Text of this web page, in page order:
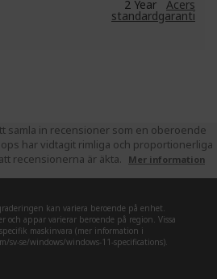
2 Year Acers
standardgaranti
samla in recensioner som en oberoende
har vidtagit rimliga och proportionerliga
recensionerna är äkta.
Mer information
kan variera beroende på enhet.
appar varierar beroende på region. Vissa
maskinvara (mer information i
sv-se/windows/windows-11-specifications).